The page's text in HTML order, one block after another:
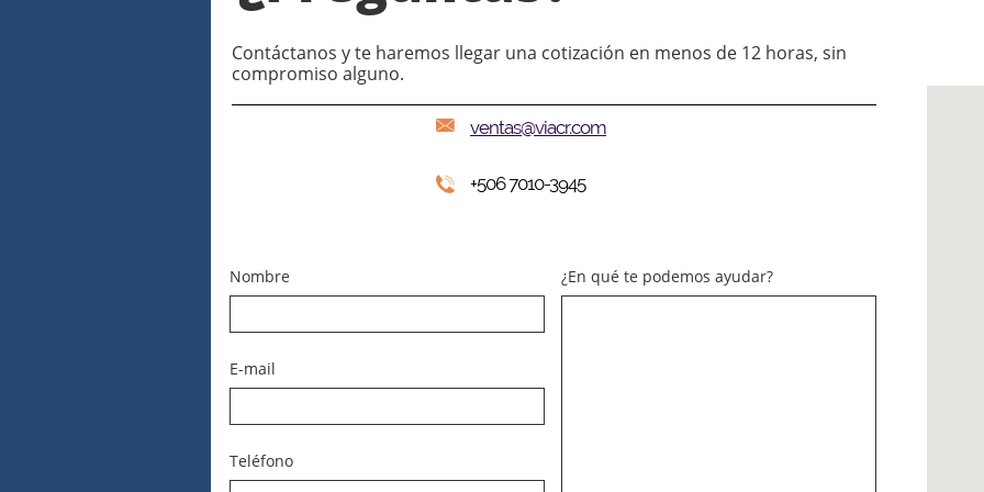
Nombre
E-mail
Teléfono
¿En qué te podemos ayudar?
Contáctanos y te haremos llegar una cotización en menos de 12 horas, sin
compromiso alguno.

 +506 7010-3945
ventas@viacr.com